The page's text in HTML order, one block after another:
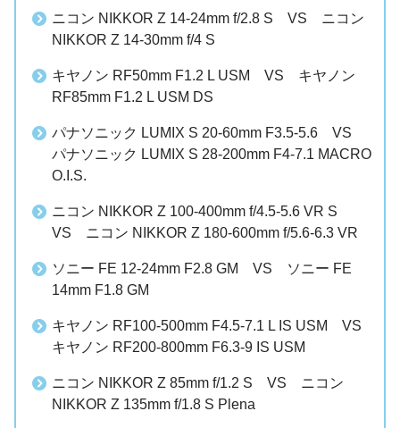
ニコン NIKKOR Z 14-24mm f/2.8 S VS ニコン
NIKKOR Z 14-30mm f/4 S
キヤノン RF50mm F1.2 L USM VS キヤノン
RF85mm F1.2 L USM DS
パナソニック LUMIX S 20-60mm F3.5-5.6 VS
パナソニック LUMIX S 28-200mm F4-7.1 MACRO
O.I.S.
ニコン NIKKOR Z 100-400mm f/4.5-5.6 VR S
VS ニコン NIKKOR Z 180-600mm f/5.6-6.3 VR
ソニー FE 12-24mm F2.8 GM VS ソニー FE
14mm F1.8 GM
キヤノン RF100-500mm F4.5-7.1 L IS USM VS
キヤノン RF200-800mm F6.3-9 IS USM
ニコン NIKKOR Z 85mm f/1.2 S VS ニコン
NIKKOR Z 135mm f/1.8 S Plena